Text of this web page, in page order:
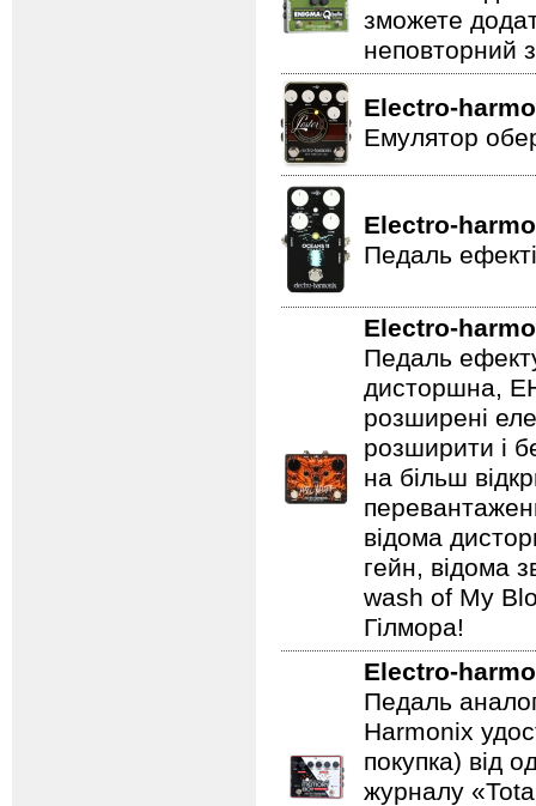
зможете
неповторний
Electro-
Емулятор
Electro-
Педаль
Electro-
Педаль
дисторшна,
розширені
розширити і
на більш
відома
гейн, відома
wash of My
Гілмора!
Electro-
Педаль
Harmonix
покупка) від
журналу